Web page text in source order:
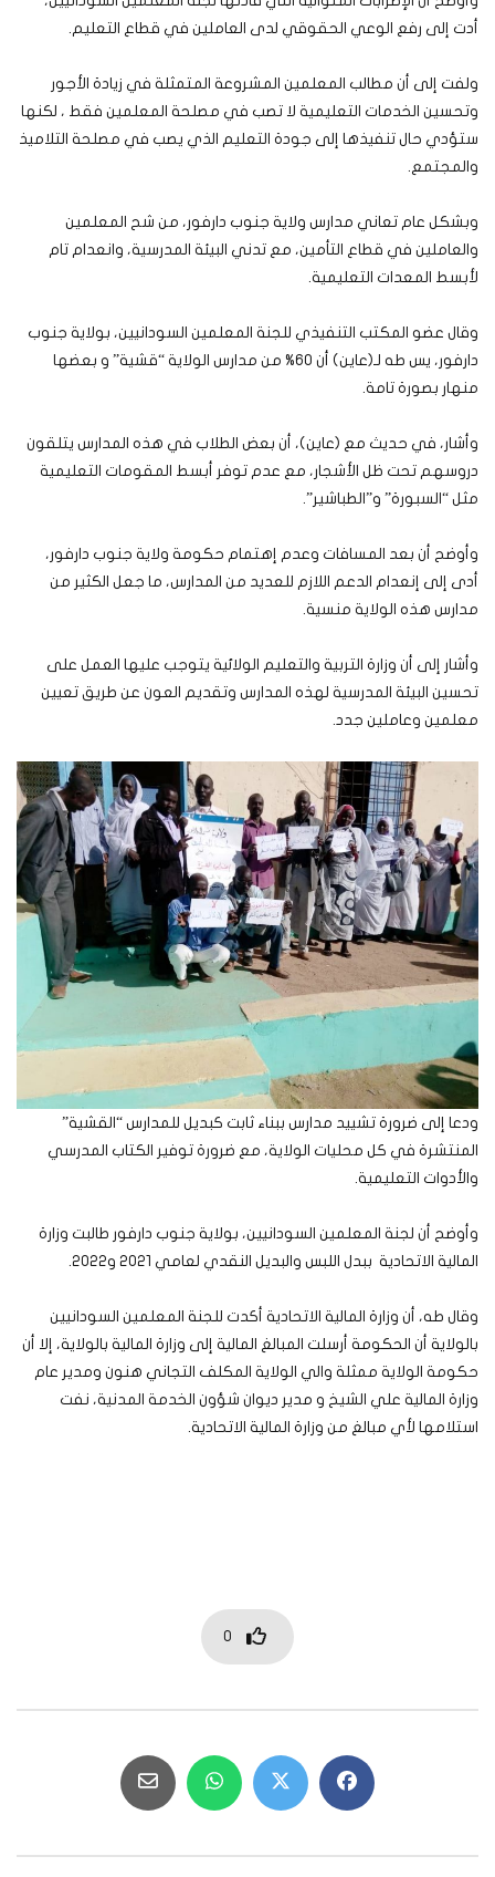
أدت إلى رفع الوعي الحقوقي لدى العاملين في قطاع التعليم.
ولفت إلى أن مطالب المعلمين المشروعة المتمثلة في زيادة الأجور
وتحسين الخدمات التعليمية لا تصب في مصلحة المعلمين فقط ، لكنها
ستؤدي حال تنفيذها إلى جودة التعليم الذي يصب في مصلحة التلاميذ
والمجتمع.
وبشكل عام تعاني مدارس ولاية جنوب دارفور، من شح المعلمين
والعاملين في قطاع التأمين، مع تدني البيئة المدرسية، وانعدام تام
لأبسط المعدات التعليمية.
وقال عضو المكتب التنفيذي للجنة المعلمين السودانيين، بولاية جنوب
دارفور، يس طه لـ(عاين) أن 60% من مدارس الولاية “قشية” و بعضها
منهار بصورة تامة.
وأشار، في حديث مع (عاين)، أن بعض الطلاب في هذه المدارس يتلقون
دروسهم تحت ظل الأشجار، مع عدم توفر أبسط المقومات التعليمية
مثل “السبورة” و”الطباشير”.
وأوضح أن بعد المسافات وعدم إهتمام حكومة ولاية جنوب دارفور،
أدى إلى إنعدام الدعم اللازم للعديد من المدارس، ما جعل الكثير من
مدارس هذه الولاية منسية.
وأشار إلى أن وزارة التربية والتعليم الولائية يتوجب عليها العمل على
تحسين البيئة المدرسية لهذه المدارس وتقديم العون عن طريق تعيين
معلمين وعاملين جدد.
ودعا إلى ضرورة تشييد مدارس ببناء ثابت كبديل للمدارس “القشية”
المنتشرة في كل محليات الولاية، مع ضرورة توفير الكتاب المدرسي
والأدوات التعليمية.
وأوضح أن لجنة المعلمين السودانيين، بولاية جنوب دارفور طالبت وزارة
المالية الاتحادية ببدل اللبس والبديل النقدي لعامي 2021 و2022.
وقال طه، أن وزارة المالية الاتحادية أكدت للجنة المعلمين السودانيين
بالولاية أن الحكومة أرسلت المبالغ المالية إلى وزارة المالية بالولاية، إلا أن
حكومة الولاية ممثلة والي الولاية المكلف التجاني هنون ومدير عام
وزارة المالية علي الشيخ و مدير ديوان شؤون الخدمة المدنية، نفت
استلامها لأي مبالغ من وزارة المالية الاتحادية.
0